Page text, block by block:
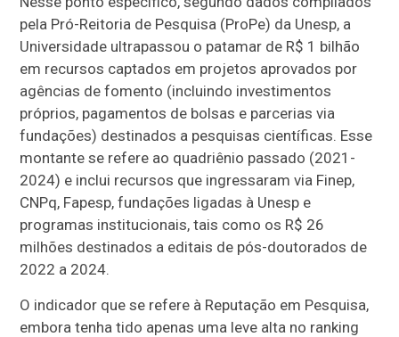
pela Pró-Reitoria de Pesquisa (ProPe) da Unesp, a
Universidade ultrapassou o patamar de R$ 1 bilhão
em recursos captados em projetos aprovados por
agências de fomento (incluindo investimentos
próprios, pagamentos de bolsas e parcerias via
fundações) destinados a pesquisas científicas. Esse
montante se refere ao quadriênio passado (2021-
2024) e inclui recursos que ingressaram via Finep,
CNPq, Fapesp, fundações ligadas à Unesp e
programas institucionais, tais como os R$ 26
milhões destinados a editais de pós-doutorados de
2022 a 2024.
O indicador que se refere à Reputação em Pesquisa,
embora tenha tido apenas uma leve alta no ranking